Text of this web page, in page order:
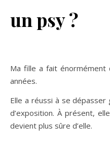
un psy ?
Ma fille a fait
années.
Elle a réussi à se dépasser
d’exposition. À présent,
devient plus sûre d’elle.